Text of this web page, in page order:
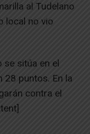
al Tudelano
local no vio
se sitúa en el
28 puntos. En la
contra el